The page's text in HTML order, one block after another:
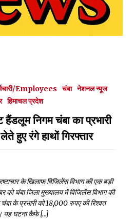
Employees चंबा नेशनल न्यूज
हिमाचल प्रदेश
निगम चंबा का प्रभारी
हुए रंगे हाथों गिरफ्तार
के खिलाफ विजिलेंस विभाग की एक बड़ी
को चंबा जिला मुख्यालय में विजिलेंस विभाग की
के प्रभारी को 18,000 रुपए की रिश्वत
यह घटना कैफे […]